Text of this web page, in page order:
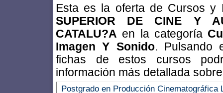
Esta es la oferta de Cursos
SUPERIOR DE CINE Y
CATALU?A en la categoría
Imagen Y Sonido. Pulsando
fichas de estos cursos
información más detallada
Postgrado en Producción Cinematográfica